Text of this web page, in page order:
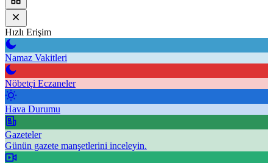
Hızlı Erişim
Namaz Vakitleri
Nöbetçi Eczaneler
Hava Durumu
Gazeteler
Günün gazete manşetlerini inceleyin.